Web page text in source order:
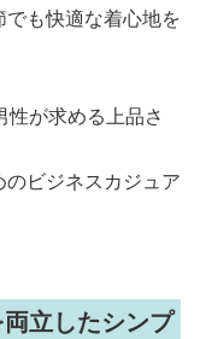
も快適な着心地を
が求める上品さ
ビジネスカジュア
立したシンプ